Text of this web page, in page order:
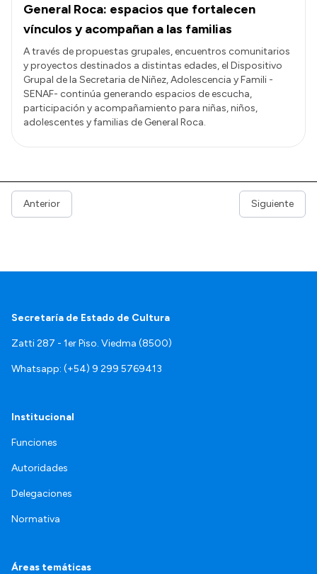
General Roca: espacios que fortalecen
vínculos y acompañan a las familias
A través de propuestas grupales, encuentros comunitarios
y proyectos destinados a distintas edades, el Dispositivo
Grupal de la Secretaria de Niñez, Adolescencia y Famili -
SENAF- continúa generando espacios de escucha,
participación y acompañamiento para niñas, niños,
adolescentes y familias de General Roca.
Anterior Siguiente
Secretaría de Estado de Cultura
Zatti 287 - 1er Piso. Viedma (8500)
Whatsapp: (+54) 9 299 5769413
Institucional
Funciones
Autoridades
Delegaciones
Normativa
Áreas temáticas